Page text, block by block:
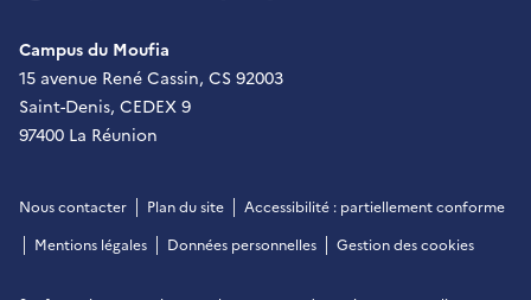
Campus du Moufia
15 avenue René Cassin, CS 92003
Saint-Denis, CEDEX 9
97400 La Réunion
Nous contacter Plan du site
Accessibilité : partiellement conforme
Mentions légales
Données personnelles Gestion des cookies